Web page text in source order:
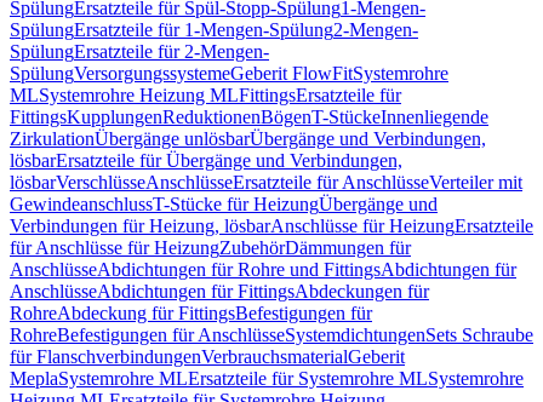
SpülungErsatzteile für Spül-Stopp-Spülung1-Mengen-
SpülungErsatzteile für 1-Mengen-Spülung2-Mengen-
SpülungErsatzteile für 2-Mengen-
SpülungVersorgungssystemeGeberit FlowFitSystemrohre
MLSystemrohre Heizung MLFittingsErsatzteile für
FittingsKupplungenReduktionenBögenT-StückeInnenliegende
ZirkulationÜbergänge unlösbarÜbergänge und Verbindungen,
lösbarErsatzteile für Übergänge und Verbindungen,
lösbarVerschlüsseAnschlüsseErsatzteile für AnschlüsseVerteiler mit
GewindeanschlussT-Stücke für HeizungÜbergänge und
Verbindungen für Heizung, lösbarAnschlüsse für HeizungErsatzteile
für Anschlüsse für HeizungZubehörDämmungen für
AnschlüsseAbdichtungen für Rohre und FittingsAbdichtungen für
AnschlüsseAbdichtungen für FittingsAbdeckungen für
RohreAbdeckung für FittingsBefestigungen für
RohreBefestigungen für AnschlüsseSystemdichtungenSets Schraube
für FlanschverbindungenVerbrauchsmaterialGeberit
MeplaSystemrohre MLErsatzteile für Systemrohre MLSystemrohre